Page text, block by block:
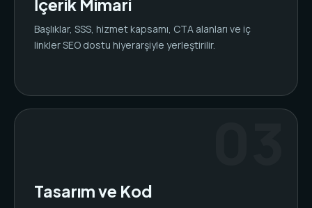
İçerik Mimari
Başlıklar, SSS, hizmet kapsamı, CTA alanları ve iç
linkler SEO dostu hiyerarşiyle yerleştirilir.
Tasarım ve Kod